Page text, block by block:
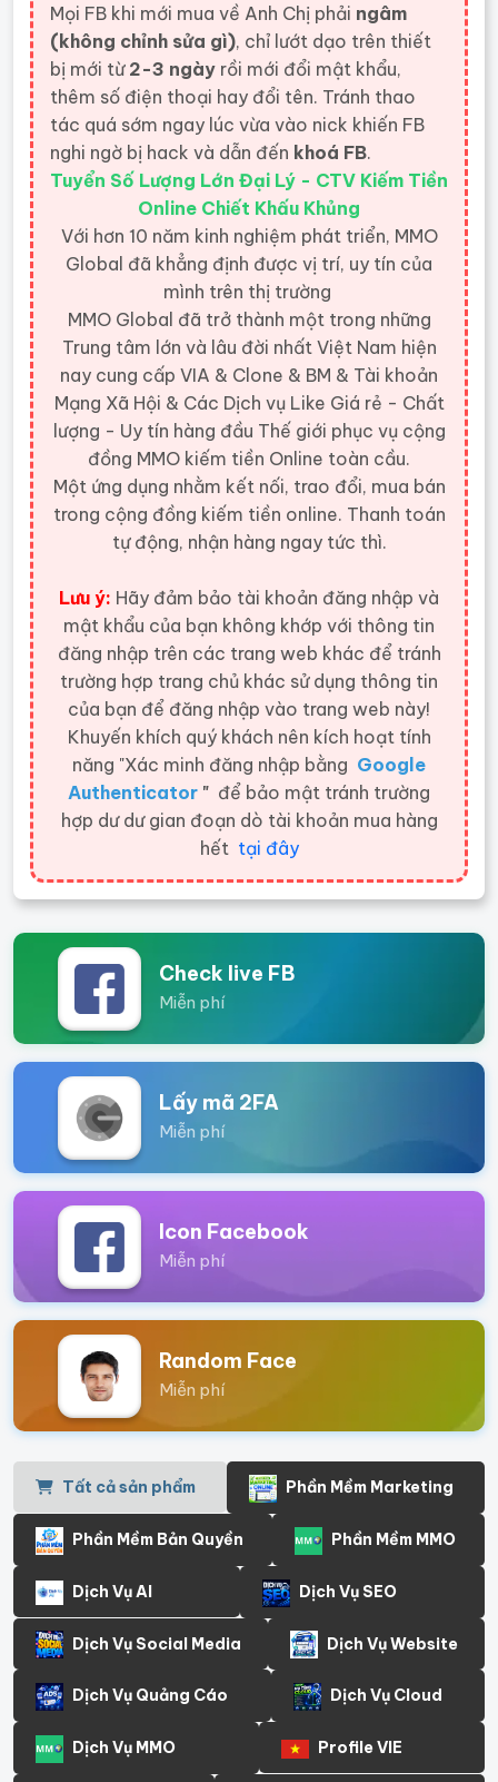
Mọi FB khi mới mua về Anh Chị phải ngâm
(không chỉnh sửa gì), chỉ lướt dạo trên thiết
bị mới từ 2-3 ngày rồi mới đổi mật khẩu,
thêm số điện thoại hay đổi tên. Tránh thao
tác quá sớm ngay lúc vừa vào nick khiến FB
nghi ngờ bị hack và dẫn đến khoá FB.
Tuyển Số Lượng Lớn Đại Lý - CTV Kiếm Tiền
Online Chiết Khấu Khủng
Với hơn 10 năm kinh nghiệm phát triển, MMO
Global đã khẳng định được vị trí, uy tín của
mình trên thị trường
MMO Global đã trở thành một trong những
Trung tâm lớn và lâu đời nhất Việt Nam hiện
nay cung cấp VIA & Clone & BM & Tài khoản
Mạng Xã Hội & Các Dịch vụ Like Giá rẻ - Chất
lượng - Uy tín hàng đầu Thế giới phục vụ cộng
đồng MMO kiếm tiền Online toàn cầu.
Một ứng dụng nhằm kết nối, trao đổi, mua bán
trong cộng đồng kiếm tiền online. Thanh toán
tự động, nhận hàng ngay tức thì.
Lưu ý: Hãy đảm bảo tài khoản đăng nhập và
mật khẩu của bạn không khớp với thông tin
đăng nhập trên các trang web khác để tránh
trường hợp trang chủ khác sử dụng thông tin
của bạn để đăng nhập vào trang web này!
Khuyến khích quý khách nên kích hoạt tính
năng "Xác minh đăng nhập bằng Google
Authenticator " để bảo mật tránh trường
hợp dư dư gian đoạn dò tài khoản mua hàng
hết tại đây
Check live FB
Miễn phí
Lấy mã 2FA
Miễn phí
Icon Facebook
Miễn phí
Random Face
Miễn phí
Tất cả sản phẩm Phần Mềm Marketing
Phần Mềm Bản Quyền Phần Mềm MMO
Dịch Vụ AI Dịch Vụ SEO
Dịch Vụ Social Media Dịch Vụ Website
Dịch Vụ Quảng Cáo Dịch Vụ Cloud
Dịch Vụ MMO Profile VIE